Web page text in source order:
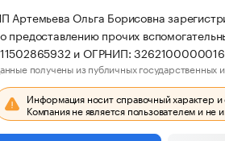
Артемьева Ольга Борисовна
предоставлению прочих
и ОГРНИП:
получены из публичных государственных
Информация носит справочный характер и
Компания не является пользователем и